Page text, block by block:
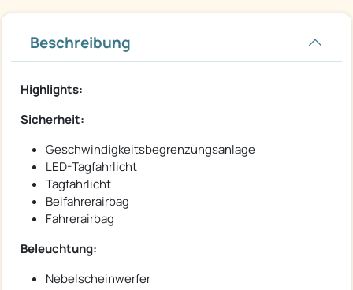
Beschreibung
Highlights:
Sicherheit:
Geschwindigkeitsbegrenzungsanlage
LED-Tagfahrlicht
Tagfahrlicht
Beifahrerairbag
Fahrerairbag
Beleuchtung:
Nebelscheinwerfer